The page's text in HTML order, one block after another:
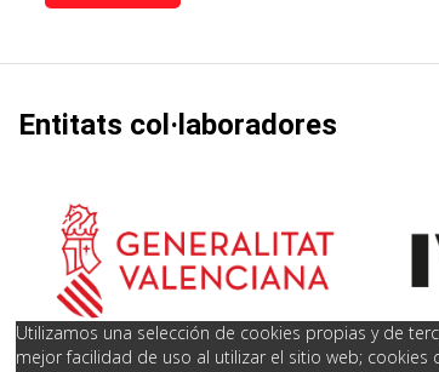
Utilizamos una selección de cookies propias y de
mejor facilidad de uso al utilizar el sitio web;
Entitats col·laboradores